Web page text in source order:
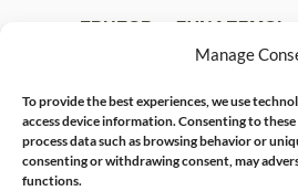
Manage
To provide the best experiences, we use
access device information. Consenting to
process data such as browsing behavior or
consenting or withdrawing consent, may
functions.
ΓΡΗΓΟΡOI ΣΥΝΔΕΣΜΟΙ
Ο Λογαριασμός μου
Η Ομάδα μας
Επικοινωνία